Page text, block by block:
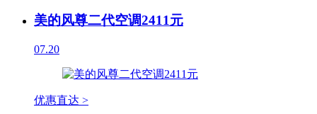
美的风尊二代空调2411元
07.20
优惠直达 >